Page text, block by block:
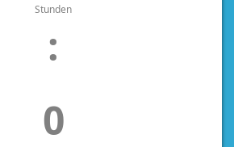
Stunden
:
0